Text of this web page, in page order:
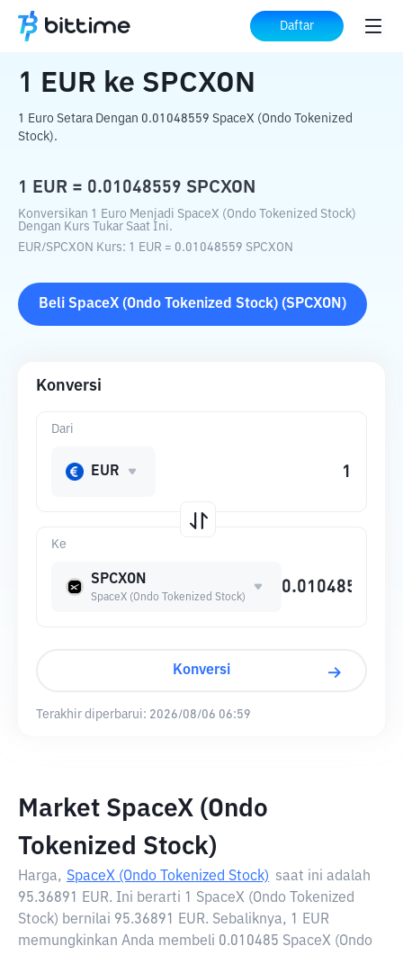
Daftar
Beranda Konverter Kripto ke SPCXON
1 EUR ke SPCXON
1 Euro Setara Dengan 0.01048559 SpaceX (Ondo Tokenized
Stock).
1 EUR = 0.01048559 SPCXON
Konversikan 1 Euro Menjadi SpaceX (Ondo Tokenized Stock)
Dengan Kurs Tukar Saat Ini.
EUR/SPCXON Kurs: 1 EUR = 0.01048559 SPCXON
Beli SpaceX (Ondo Tokenized Stock) (SPCXON )
Konversi
Ke
SPCXON
SpaceX (Ondo Tokenized Stock)
Dari
EUR
Konversi
Terakhir diperbarui: 2026/08/06 06:59
Market SpaceX (Ondo
Tokenized Stock)
Harga, SpaceX (Ondo Tokenized Stock) saat ini adalah
95.36891 EUR. Ini berarti 1 SpaceX (Ondo Tokenized
Stock) bernilai 95.36891 EUR. Sebaliknya, 1 EUR
memungkinkan Anda membeli 0.010485 SpaceX (Ondo